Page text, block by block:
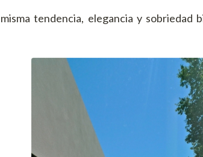
tendencia, elegancia y sobriedad